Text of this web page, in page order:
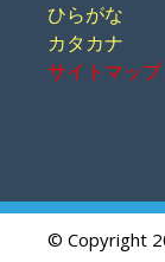
ひらがな
カタカナ
サイトマップ
© Copyright